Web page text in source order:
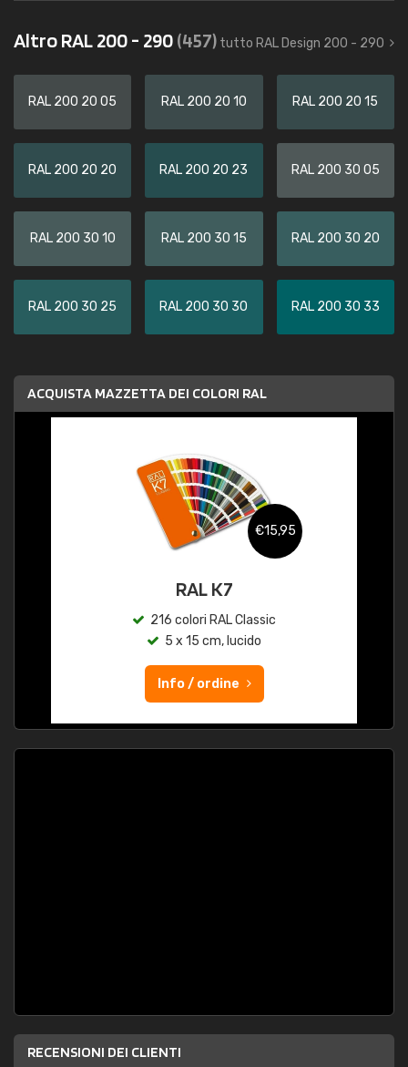
Altro RAL 200 - 290(457) tutto RAL Design 200 - 290
RAL 200 20 05 RAL 200 20 10 RAL 200 20 15
RAL 200 20 20 RAL 200 20 23 RAL 200 30 05
RAL 200 30 10 RAL 200 30 15 RAL 200 30 20
RAL 200 30 25 RAL 200 30 30 RAL 200 30 33
ACQUISTA MAZZETTA DEI COLORI RAL
€15,95
RAL K7
216 colori RAL Classic
5 x 15 cm, lucido
Info / ordine
RECENSIONI DEI CLIENTI